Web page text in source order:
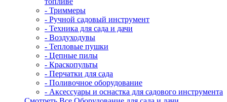
- Триммеры
- Ручной садовый инструмент
- Техника для сада и дачи
- Воздуходувы
- Тепловые пушки
- Цепные пилы
- Краскопульты
- Перчатки для сада
- Поливочное оборудование
- Аксессуары и оснастка для садового инструмента